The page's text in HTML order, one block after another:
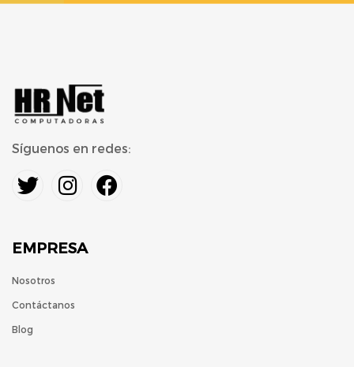
Síguenos en redes:
EMPRESA
Nosotros
Contáctanos
Blog